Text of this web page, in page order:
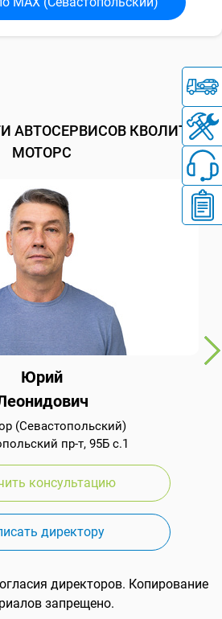
АВТОСЕРВИСОВ КВОЛИТИ
МОТОРС
Юрий
(Севастопольский)
пр-т, 95Б с.1
консультацию
директору
директоров. Копирование
запрещено.